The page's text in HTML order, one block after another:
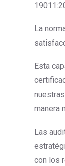
La
Esta
manera
Las
con los